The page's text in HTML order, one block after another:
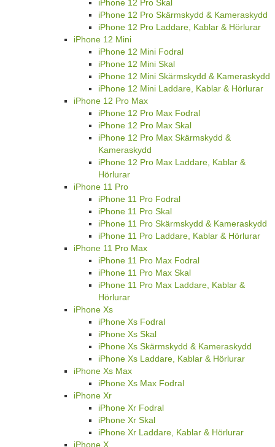
iPhone 12 Pro Skal
iPhone 12 Pro Skärmskydd & Kameraskydd
iPhone 12 Pro Laddare, Kablar & Hörlurar
iPhone 12 Mini
iPhone 12 Mini Fodral
iPhone 12 Mini Skal
iPhone 12 Mini Skärmskydd & Kameraskydd
iPhone 12 Mini Laddare, Kablar & Hörlurar
iPhone 12 Pro Max
iPhone 12 Pro Max Fodral
iPhone 12 Pro Max Skal
iPhone 12 Pro Max Skärmskydd &
Kameraskydd
iPhone 12 Pro Max Laddare, Kablar &
Hörlurar
iPhone 11 Pro
iPhone 11 Pro Fodral
iPhone 11 Pro Skal
iPhone 11 Pro Skärmskydd & Kameraskydd
iPhone 11 Pro Laddare, Kablar & Hörlurar
iPhone 11 Pro Max
iPhone 11 Pro Max Fodral
iPhone 11 Pro Max Skal
iPhone 11 Pro Max Laddare, Kablar &
Hörlurar
iPhone Xs
iPhone Xs Fodral
iPhone Xs Skal
iPhone Xs Skärmskydd & Kameraskydd
iPhone Xs Laddare, Kablar & Hörlurar
iPhone Xs Max
iPhone Xs Max Fodral
iPhone Xr
iPhone Xr Fodral
iPhone Xr Skal
iPhone Xr Laddare, Kablar & Hörlurar
iPhone X